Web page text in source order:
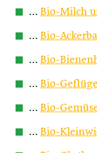
… Bio-Milch
… Bio-
… Bio-
… Bio-
… Bio-
… Bio-